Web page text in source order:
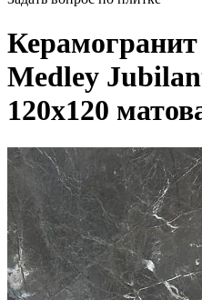
Medley
120x120